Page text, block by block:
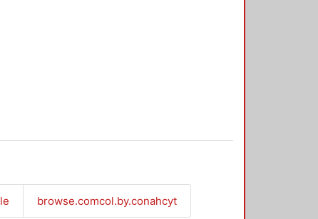
browse.comcol.by.conahcyt